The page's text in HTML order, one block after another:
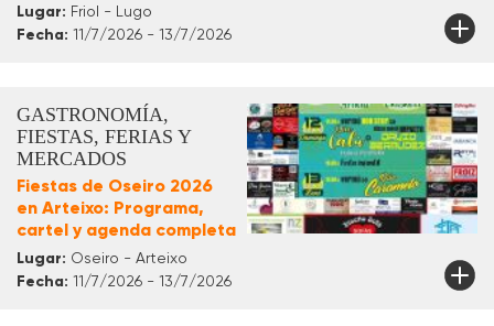
Lugar: Friol - Lugo
Fecha: 11/7/2026 - 13/7/2026
GASTRONOMÍA,
FIESTAS, FERIAS Y
MERCADOS
Fiestas de Oseiro 2026
en Arteixo: Programa,
cartel y agenda completa
Lugar: Oseiro - Arteixo
Fecha: 11/7/2026 - 13/7/2026